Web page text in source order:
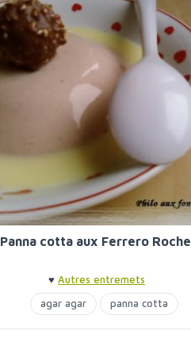
Panna cotta aux Ferrero
♥ Autres entremets
agar agar
panna cotta